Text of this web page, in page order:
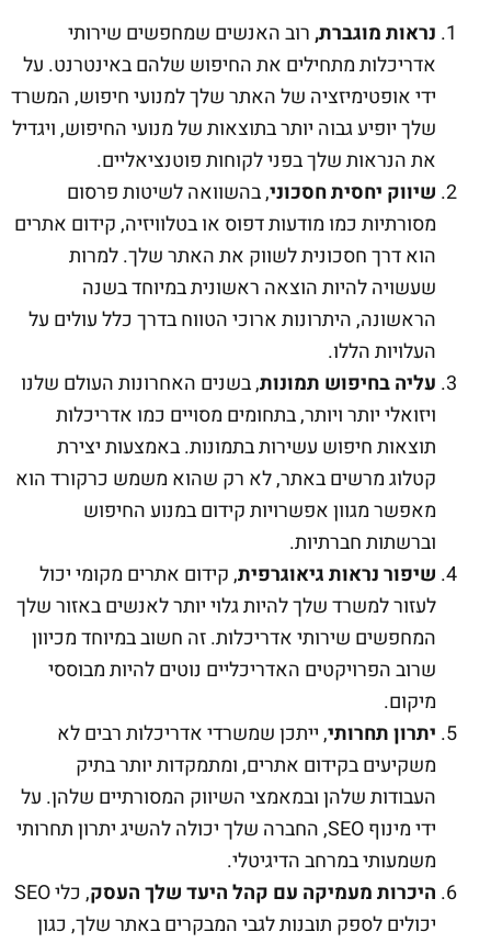
נראות מוגברת,רוב האנשים שמחפשים שירותי
אדריכלות מתחילים את החיפוש שלהם באינטרנט. על
ידי אופטימיזציה של האתר שלך למנועי חיפוש, המשרד
שלך יופיע גבוה יותר בתוצאות של מנועי החיפוש, ויגדיל
את הנראות שלך בפני לקוחות פוטנציאליים.
שיווק יחסית חסכוני, בהשוואה לשיטות פרסום
מסורתיות כמו מודעות דפוס או בטלוויזיה, קידום אתרים
הוא דרך חסכונית לשווק את האתר שלך. למרות
שעשויה להיות הוצאה ראשונית במיוחד בשנה
הראשונה, היתרונות ארוכי הטווח בדרך כלל עולים על
העלויות הללו.
עליה בחיפוש תמונות, בשנים האחרונות העולם שלנו
ויזואלי יותר ויותר, בתחומים מסויים כמו אדריכלות
תוצאות חיפוש עשירות בתמונות. באמצעות יצירת
קטלוג מרשים באתר, לא רק שהוא משמש כרקורד הוא
מאפשר מגוון אפשרויות קידום במנוע החיפוש
וברשתות חברתיות.
שיפור נראות גיאוגרפית, קידום אתרים מקומי יכול
לעזור למשרד שלך להיות גלוי יותר לאנשים באזור שלך
המחפשים שירותי אדריכלות. זה חשוב במיוחד מכיוון
שרוב הפרויקטים האדריכליים נוטים להיות מבוססי
מיקום.
יתרון תחרותי, ייתכן שמשרדי אדריכלות רבים לא
משקיעים בקידום אתרים, ומתמקדות יותר בתיק
העבודות שלהן ובמאמצי השיווק המסורתיים שלהן. על
ידי מינוף SEO, החברה שלך יכולה להשיג יתרון תחרותי
משמעותי במרחב הדיגיטלי.
היכרות מעמיקה עם קהל היעד שלך העסק
, כלי SEO
יכולים לספק תובנות לגבי המבקרים באתר שלך, כגון